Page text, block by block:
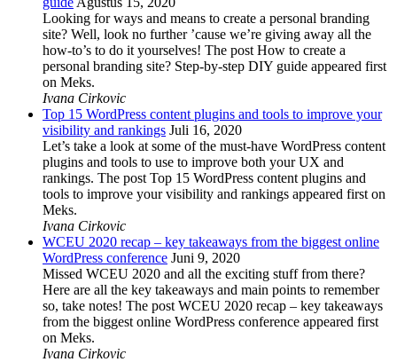
Looking for ways and means to create a personal branding
site? Well, look no further ’cause we’re giving away all the
how-to’s to do it yourselves! The post How to create a
personal branding site? Step-by-step DIY guide appeared first
on Meks.
Ivana Cirkovic
Top 15 WordPress content plugins and tools to improve your
visibility and rankings Juli 16, 2020
Let’s take a look at some of the must-have WordPress content
plugins and tools to use to improve both your UX and
rankings. The post Top 15 WordPress content plugins and
tools to improve your visibility and rankings appeared first on
Meks.
Ivana Cirkovic
WCEU 2020 recap – key takeaways from the biggest online
WordPress conference Juni 9, 2020
Missed WCEU 2020 and all the exciting stuff from there?
Here are all the key takeaways and main points to remember
so, take notes! The post WCEU 2020 recap – key takeaways
from the biggest online WordPress conference appeared first
on Meks.
Ivana Cirkovic